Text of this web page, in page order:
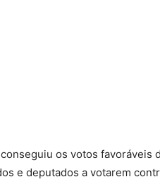
os votos favoráveis
e deputados a votarem